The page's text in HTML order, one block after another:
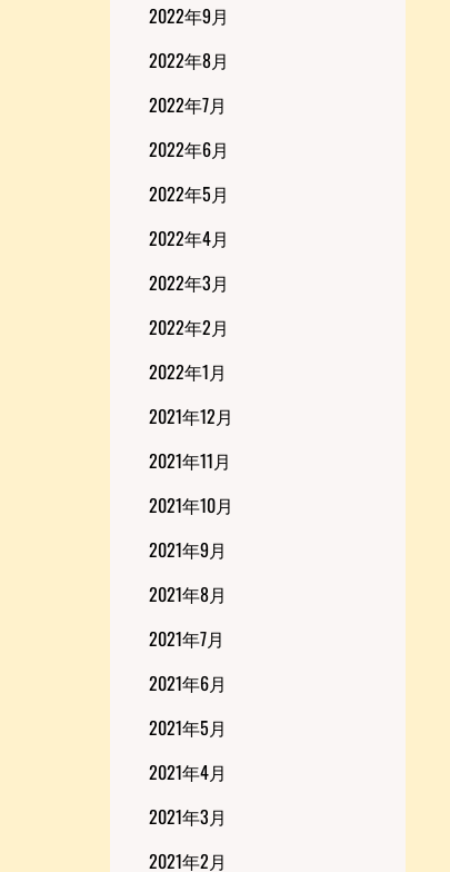
2022年9月
2022年8月
2022年7月
2022年6月
2022年5月
2022年4月
2022年3月
2022年2月
2022年1月
2021年12月
2021年11月
2021年10月
2021年9月
2021年8月
2021年7月
2021年6月
2021年5月
2021年4月
2021年3月
2021年2月